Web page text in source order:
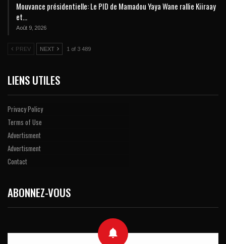
Mouvance présidentielle: Le PID de Mamadou Yaya Wane rallie Kiiraay
et…
Août 9, 2026
PREV NEXT 1 of 3 489
LIENS UTILES
Privacy Policy
Terms of Use
Advertisment
Advertisment
Contact
ABONNEZ-VOUS